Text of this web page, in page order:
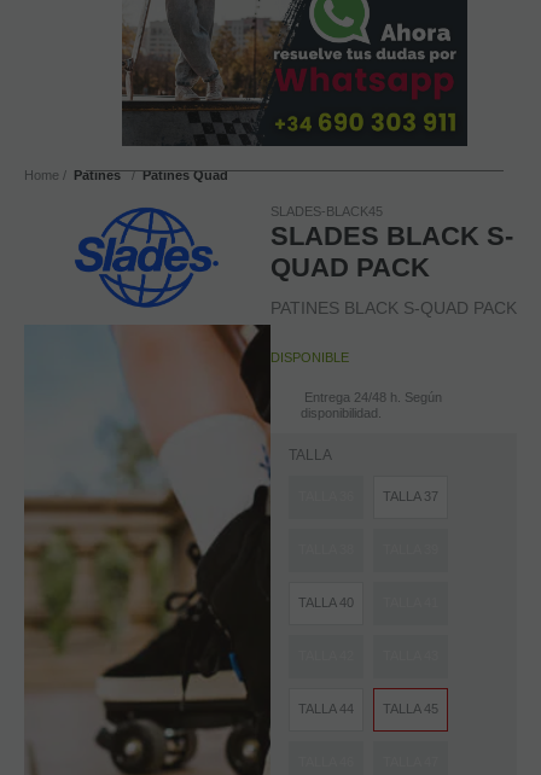
Home Patines Patines Quad
SLADES-BLACK45
SLADES BLACK S-
QUAD PACK
PATINES BLACK S-QUAD PACK
DISPONIBLE
Entrega 24/48 h. Según
disponibilidad.
TALLA
TALLA 37
TALLA 40
TALLA 44 TALLA 45